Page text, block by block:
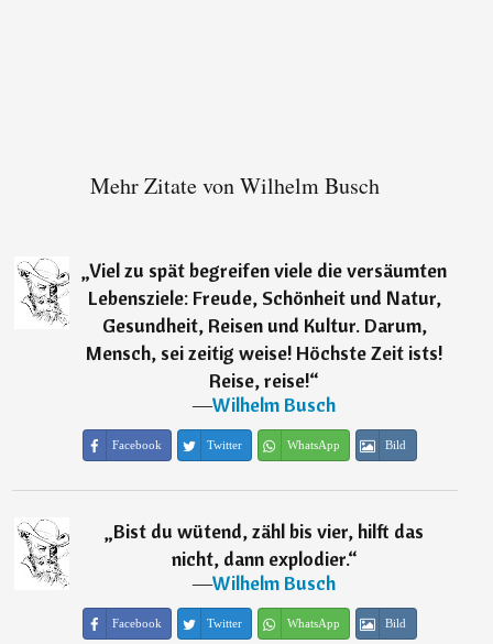
Mehr Zitate von Wilhelm Busch
„Viel zu spät begreifen viele die versäumten
Lebensziele: Freude, Schönheit und Natur,
Gesundheit, Reisen und Kultur. Darum,
Mensch, sei zeitig weise! Höchste Zeit ists!
Reise, reise!“
―Wilhelm Busch
Facebook Twitter WhatsApp Bild
„Bist du wütend, zähl bis vier, hilft das
nicht, dann explodier.“
―Wilhelm Busch
Facebook Twitter WhatsApp Bild